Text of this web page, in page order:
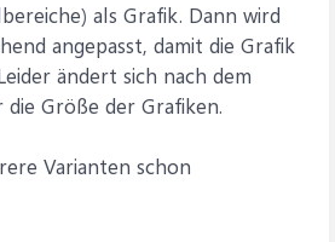
als Grafik. Dann wird
angepasst, damit die Grafik
ändert sich nach dem
Größe der Grafiken.
Varianten schon